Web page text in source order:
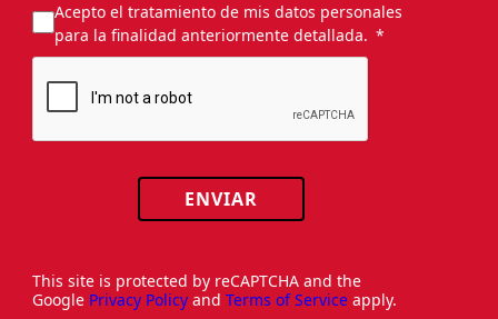
Acepto el tratamiento de mis datos personales
para la finalidad anteriormente detallada.
ENVIAR
This site is protected by reCAPTCHA and the
Google Privacy Policy and Terms of Service apply.